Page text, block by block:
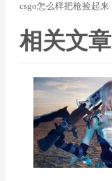
csgo怎么样把枪捡起来
相关文章